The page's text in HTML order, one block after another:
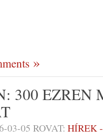
300 EZREN
03-05 ROVAT: HÍREK